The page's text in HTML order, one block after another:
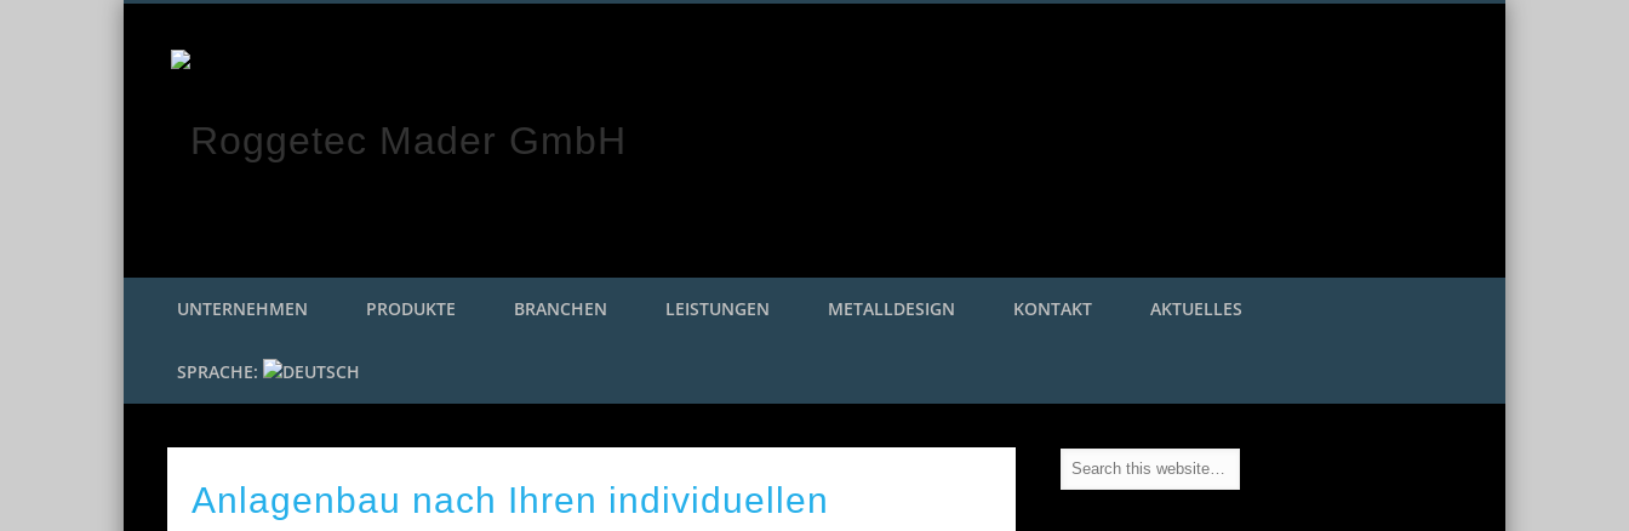
UNTERNEHMEN PRODUKTE BRANCHEN LEISTUNGEN METALLDESIGN KONTAKT AKTUELLES
SPRACHE:
Anlagenbau nach Ihren individuellen